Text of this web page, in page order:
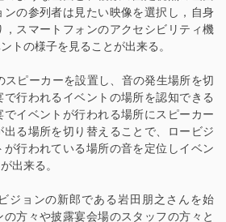
の参列者は見たい映像を選択し，自身
スマートフォンのアクセシビリティ機
トの様子を見ることが出来る。
ピーカーを設置し、音の発生場所を切
行われるイベントの場所を認知できる
イベントが行われる場所にスピーカー
る場所を切り替えることで、ロービジ
が行われている場所の音を定位しイベン
出来る。
ジョンの新郎である岩田朋之さんを始
方々や披露宴会場のスタッフの方々と